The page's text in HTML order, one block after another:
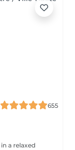
655
a relaxed